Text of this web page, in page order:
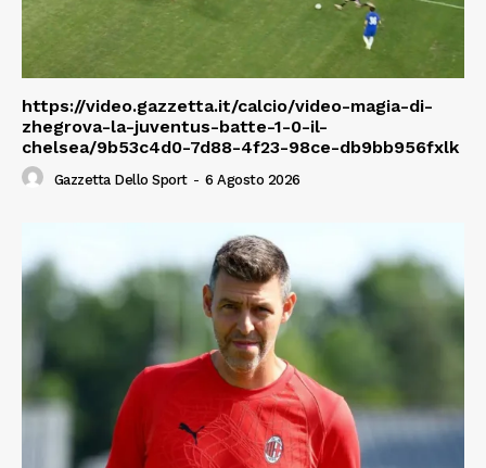
https://video.gazzetta.it/calcio/video-magia-di-
zhegrova-la-juventus-batte-1-0-il-
chelsea/9b53c4d0-7d88-4f23-98ce-db9bb956fxlk
Gazzetta Dello Sport - 6 Agosto 2026